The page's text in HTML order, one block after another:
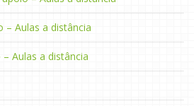
– Aulas a distância
Aulas a distância